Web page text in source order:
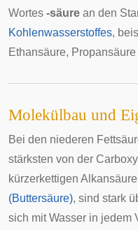
Wortes -säure an den
Kohlenwasserstoffes,
Ethansäure, Propansäure
Molekülbau und
Bei den niederen
stärksten von der
kürzerkettigen
(Buttersäure), sind stark
sich mit Wasser in jedem